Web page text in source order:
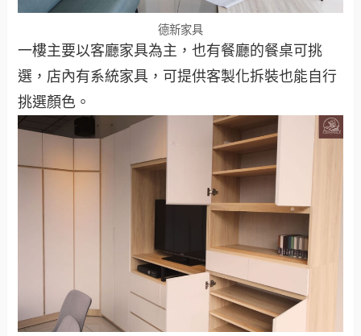
德新家具
一樓主要以客廳家具為主，也有餐廳的餐桌可挑
選，店內有系統家具，可提供客製化拆裝也能自行
挑選顏色。